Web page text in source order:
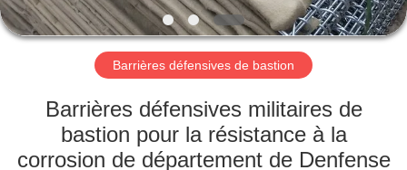
À
PROPOS
NOUS
VISITE
Barrières défensives de bastion
Barrières défensives militaires de
bastion pour la résistance à la
corrosion de département de Denfense